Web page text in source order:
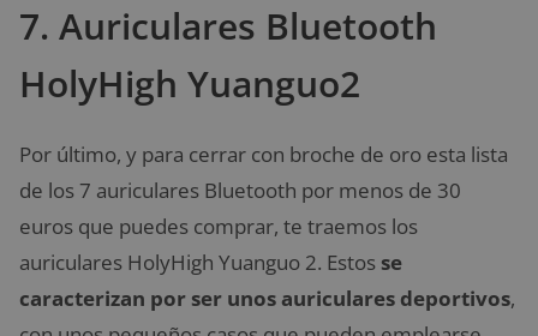
7. Auriculares Bluetooth
HolyHigh Yuanguo2
Por último, y para cerrar con broche de oro esta lista
de los 7 auriculares Bluetooth por menos de 30
euros que puedes comprar, te traemos los
auriculares HolyHigh Yuanguo 2. Estos se
caracterizan por ser unos auriculares deportivos,